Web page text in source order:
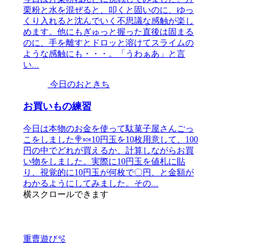
栗粉と水を混ぜると、叩くと固いのに、ゆっ
くり入れると沈んでいく不思議な感触が楽し
めます。他にもぎゅっと握った直後は固まる
のに、手を離すとドロッと溶けてスライムの
ような感触にも・・・。「うわぁあ」と言
い...
今日のおときち
お買いもの練習
今日は本物のお金を使って駄菓子屋さんごっ
こをしました🍭🍬10円玉を10枚用意して、100
円の中でどれが買えるか、計算しながらお買
い物をしました。実際に10円玉を値札に貼
り、視覚的に10円玉が何枚で〇円、と金額が
わかるようにしてみました。その...
横スクロールできます
重曹遊び🫧